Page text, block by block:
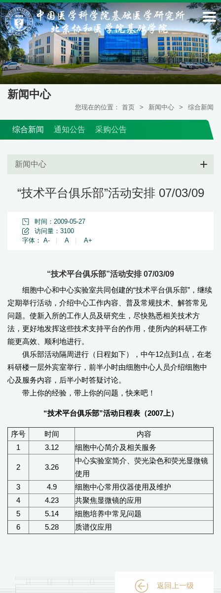
新闻中心
您现在的位置： 首页 > 新闻中心 > 综合新闻
综合新闻 通知公告 采购公告
新闻中心
“技术平台俱乐部”活动安排 07/03/09
时间：2009-05-27
访问量： 3100
字体： A- A A+
“技术平台俱乐部”活动安排 07/03/09
细胞中心和中心实验室共同创建的“技术平台俱乐部”，继续
定期举行活动，介绍中心工作内容、普及常规技术、解答常见
问题。使新入所的工作人员及研究生，尽快熟悉相关技术方
法，更好地发挥这些技术支持平台的作用，使所内的科研工作
能更高效、顺利地进行。
俱乐部活动隔周进行（日程如下），中午12点到1点，在老
科研楼一层外宾室举行，前半小时由细胞中心人员介绍细胞中
心及服务内容，后半小时答疑讨论。
带上你的经验，带上你的问题，快来吧！
“技术平台俱乐部”活动日程表（2007上）
序号 时间
内容
1
3.12 细胞中心简介及相关服务
2 3.26
中心实验室简介、荧光染色和荧光显微镜
使用
3
4.9
细胞中心常用仪器使用及维护
4
4.23
共聚焦显微镜的应用
5
5.14
细胞培养中常见问题
6
5.28 质谱仪应用
返回上一级